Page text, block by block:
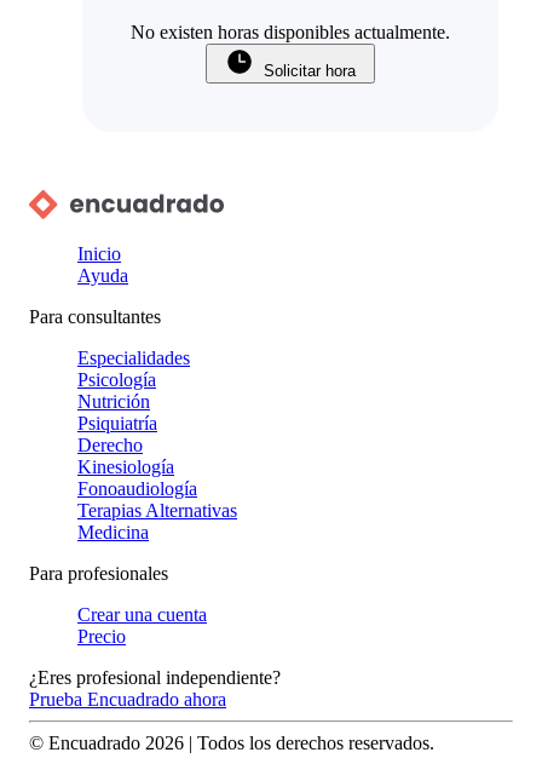
No existen horas disponibles actualmente.
Solicitar hora
Inicio
Ayuda
Para consultantes
Especialidades
Psicología
Nutrición
Psiquiatría
Derecho
Kinesiología
Fonoaudiología
Terapias Alternativas
Medicina
Para profesionales
Crear una cuenta
Precio
¿Eres profesional independiente?
Prueba Encuadrado ahora
© Encuadrado 2026 | Todos los derechos reservados.